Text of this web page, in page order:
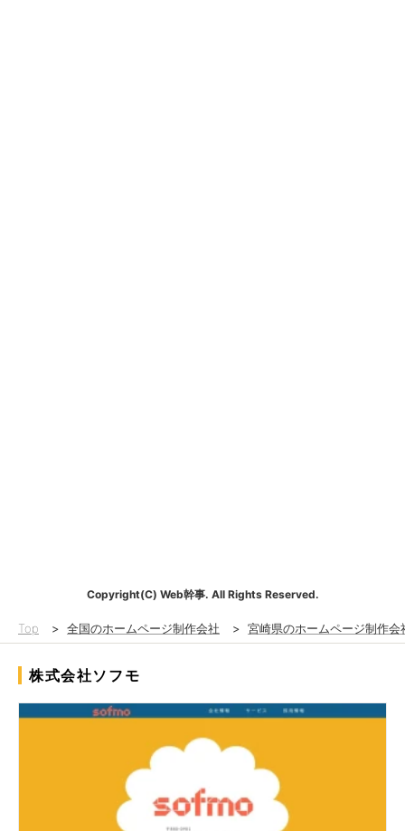
Copyright(C) Web幹事. All Rights Reserved.
Top > 全国のホームページ制作会社 > 宮崎県のホームページ制作会
株式会社ソフモ